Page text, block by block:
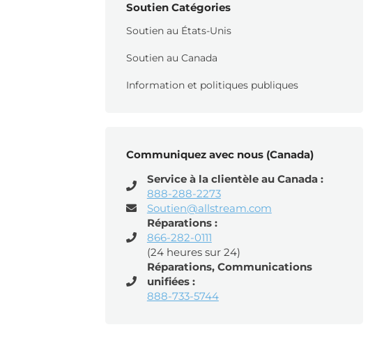
Soutien Catégories
Soutien au États-Unis
Soutien au Canada
Information et politiques publiques
Communiquez avec nous (Canada)
Service à la clientèle au Canada :
888-288-2273
Soutien@allstream.com
Réparations :
866-282-0111
(24 heures sur 24)
Réparations, Communications
unifiées :
888-733-5744